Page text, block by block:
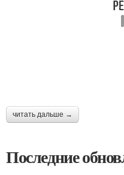
читать дальше →
Последние